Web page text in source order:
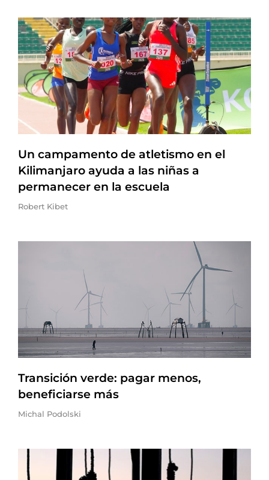
Un campamento de atletismo en el
Kilimanjaro ayuda a las niñas a
permanecer en la escuela
Robert Kibet
Transición verde: pagar menos,
beneficiarse más
Michal Podolski